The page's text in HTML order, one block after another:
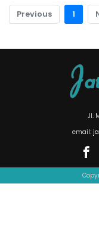
Previous 1
Jl.
email: